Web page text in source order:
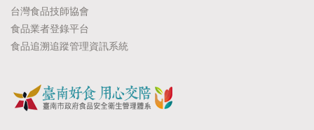
台灣食品技師協會
食品業者登錄平台
食品追溯追蹤管理資訊系統